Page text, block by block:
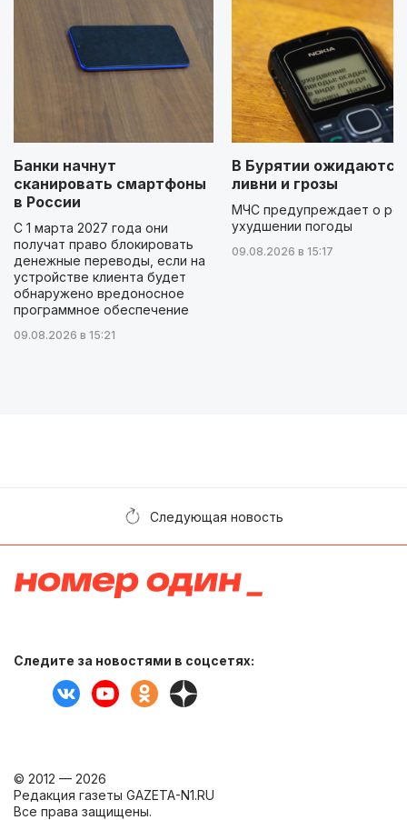
Банки начнут
сканировать смартфоны
в России
С 1 марта 2027 года они
получат право блокировать
денежные переводы, если на
устройстве клиента будет
обнаружено вредоносное
программное обеспечение
09.08.2026 в 15:21
В Бурятии ожидаются
ливни и грозы
МЧС предупреждает о
ухудшении погоды
09.08.2026 в 15:17
Следующая новость
Следите за новостями в соцсетях:
© 2012 — 2026
Редакция газеты GAZETA-N1.RU
Все права защищены.